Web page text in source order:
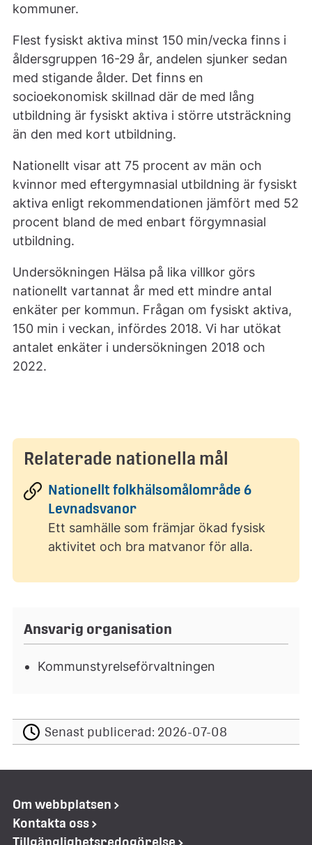
kommuner.
Flest fysiskt aktiva minst 150 min/vecka finns i
åldersgruppen 16-29 år, andelen sjunker sedan
med stigande ålder. Det finns en
socioekonomisk skillnad där de med lång
utbildning är fysiskt aktiva i större utsträckning
än den med kort utbildning.
Nationellt visar att 75 procent av män och
kvinnor med eftergymnasial utbildning är fysiskt
aktiva enligt rekommendationen jämfört med 52
procent bland de med enbart förgymnasial
utbildning.
Undersökningen Hälsa på lika villkor görs
nationellt vartannat år med ett mindre antal
enkäter per kommun. Frågan om fysiskt aktiva,
150 min i veckan, infördes 2018. Vi har utökat
antalet enkäter i undersökningen 2018 och
2022.
Relaterade nationella mål
Nationellt folkhälsomålområde 6
Levnadsvanor
Ett samhälle som främjar ökad fysisk
aktivitet och bra matvanor för alla.
Ansvarig organisation
Kommunstyrelseförvaltningen
Senast publicerad: 2026-07-08
Om webbplatsen
Kontakta oss
Tillgänglighetsredogörelse